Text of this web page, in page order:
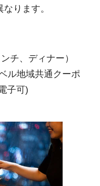
ります。
チ、ディナー）
ル地域共通クーポ
子可)